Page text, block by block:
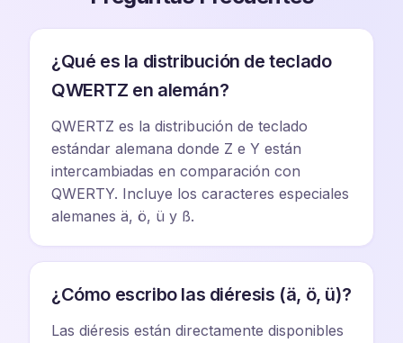
¿Qué es la distribución de teclado
QWERTZ en alemán?
QWERTZ es la distribución de teclado
estándar alemana donde Z e Y están
intercambiadas en comparación con
QWERTY. Incluye los caracteres especiales
alemanes ä, ö, ü y ß.
¿Cómo escribo las diéresis (ä, ö, ü)?
Las diéresis están directamente disponibles